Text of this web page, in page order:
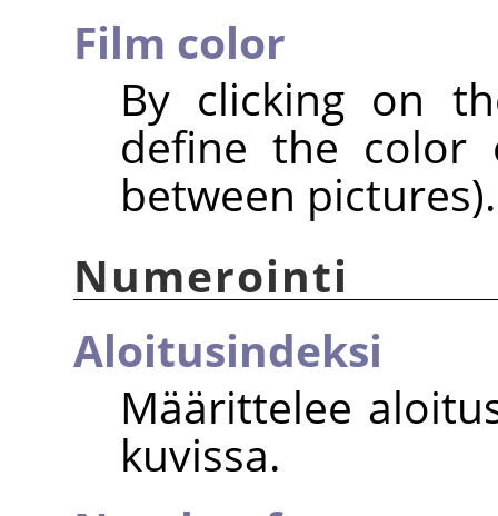
Film color
By clicking on
define the
between pictures).
Numerointi
Aloitusindeksi
Määrittelee
kuvissa.